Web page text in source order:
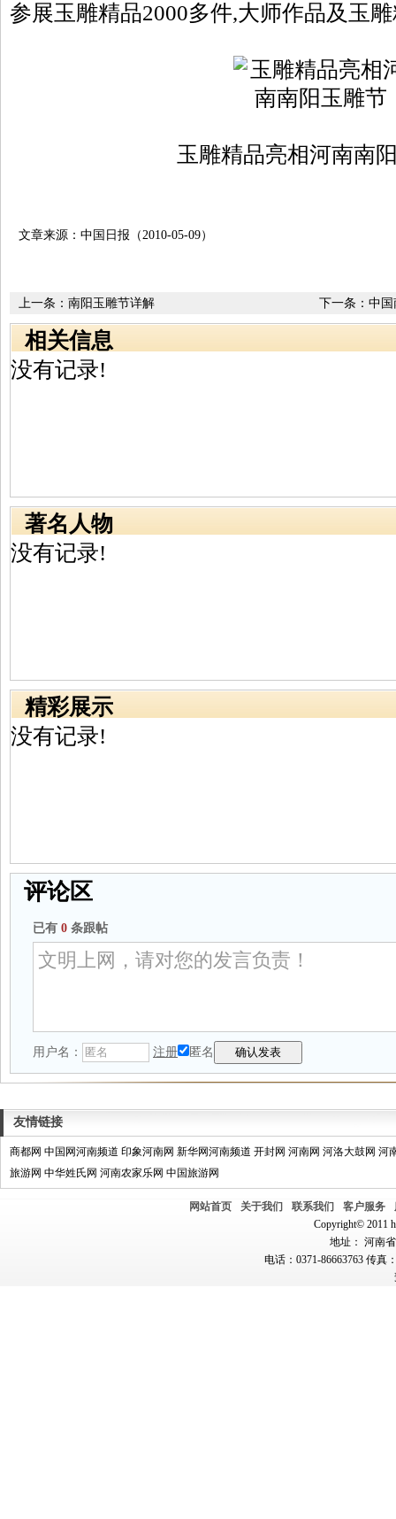
参展玉雕精品2000多件,大师作品及玉
玉雕精品亮相河南南
文章来源：中国日报（2010-05-09）
下一条： 中国
上一条： 南阳玉雕节详解
相关信息
没有记录!
著名人物
没有记录!
精彩展示
没有记录!
评论区
已有 0 条跟帖
用户名： 注册 匿名
友情链接
商都网 中国网河南频道 印象河南网 新华网河南频道 开封网 河南网 河洛大鼓网 河
旅游网 中华姓氏网 河南农家乐网 中国旅游网
网站首页 关于我们 联系我们 客户服务
Copyright© 2011
地址： 河南
电话：0371-86663763 传真